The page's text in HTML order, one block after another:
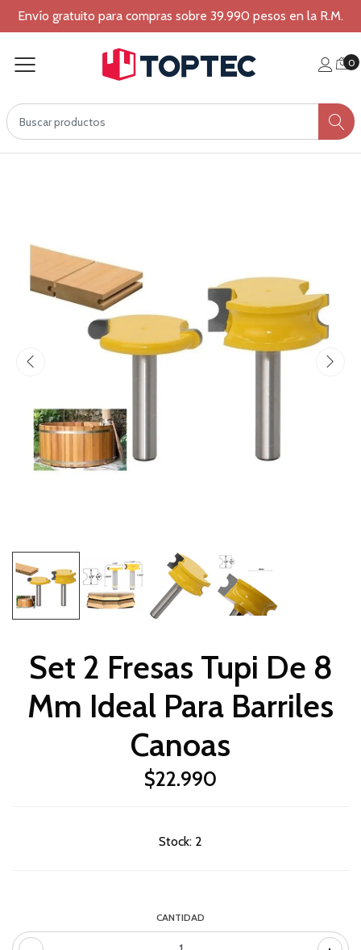
Envío gratuito para compras sobre 39.990 pesos en la R.M.
0
Set 2 Fresas Tupi De 8
Mm Ideal Para Barriles
Canoas
$22.990
Stock: 2
CANTIDAD